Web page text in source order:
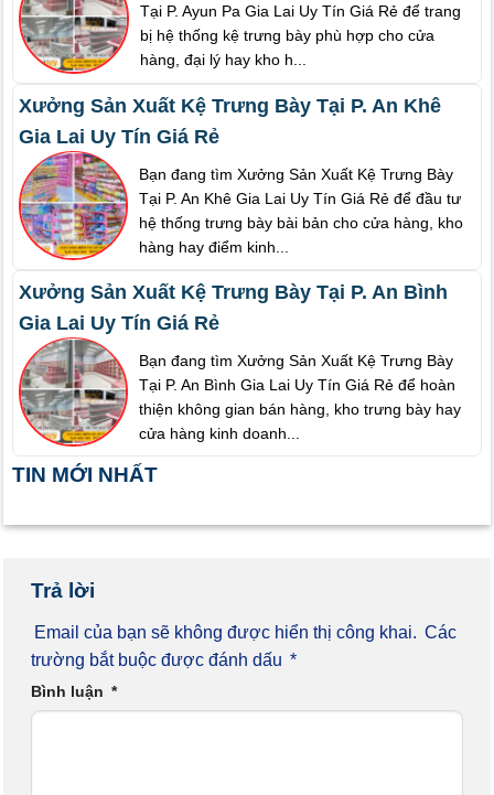
Tại P. Ayun Pa Gia Lai Uy Tín Giá Rẻ để trang
bị hệ thống kệ trưng bày phù hợp cho cửa
hàng, đại lý hay kho h...
Xưởng Sản Xuất Kệ Trưng Bày Tại P. An Khê
Gia Lai Uy Tín Giá Rẻ
Bạn đang tìm Xưởng Sản Xuất Kệ Trưng Bày
Tại P. An Khê Gia Lai Uy Tín Giá Rẻ để đầu tư
hệ thống trưng bày bài bản cho cửa hàng, kho
hàng hay điểm kinh...
Xưởng Sản Xuất Kệ Trưng Bày Tại P. An Bình
Gia Lai Uy Tín Giá Rẻ
Bạn đang tìm Xưởng Sản Xuất Kệ Trưng Bày
Tại P. An Bình Gia Lai Uy Tín Giá Rẻ để hoàn
thiện không gian bán hàng, kho trưng bày hay
cửa hàng kinh doanh...
TIN MỚI NHẤT
Trả lời
Email của bạn sẽ không được hiển thị công khai. Các
trường bắt buộc được đánh dấu *
Bình luận *